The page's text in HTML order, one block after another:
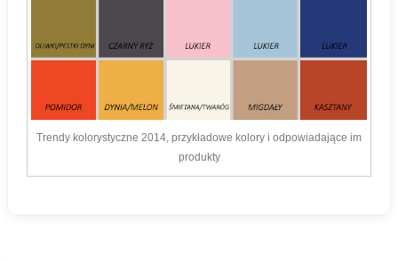
Trendy kolorystyczne 2014, przykładowe kolory i odpowiadające im
produkty